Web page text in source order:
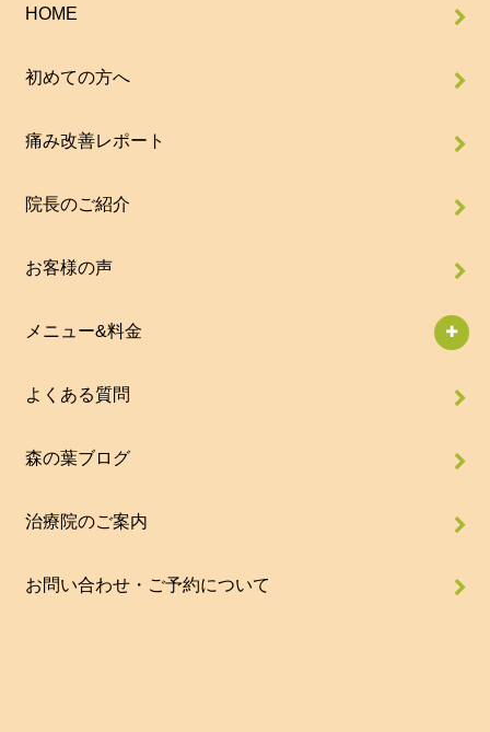
HOME
初めての方へ
痛み改善レポート
院長のご紹介
お客様の声
メニュー&料金
よくある質問
森の葉ブログ
治療院のご案内
お問い合わせ・ご予約について